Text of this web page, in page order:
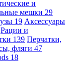
и
мешки 29
19 Аксессуары
Рации и
139 Перчатки,
фляги 47
18